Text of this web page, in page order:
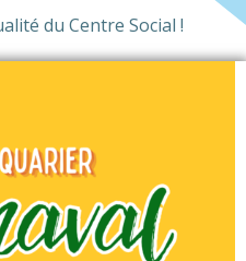
du Centre Social !